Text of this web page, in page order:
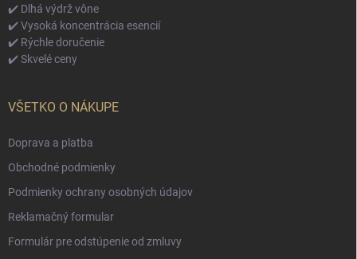
✔️ Dlhá výdrž vône
✔️ Vysoká koncentrácia esencií
✔️ Rýchle doručenie
✔️ Skvelé ceny
VŠETKO O NÁKUPE
Doprava a platba
Obchodné podmienky
Podmienky ochrany osobných údajov
Reklamačný formular
Formulár pre odstúpenie od zmluvy